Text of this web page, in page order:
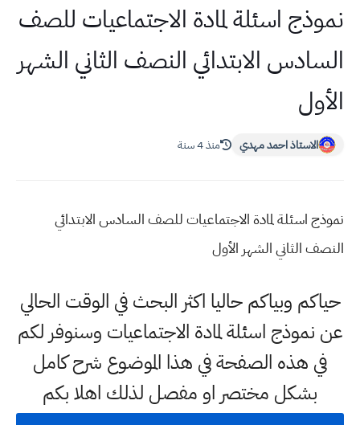
نموذج اسئلة لمادة الاجتماعيات للصف
السادس الابتدائي النصف الثاني الشهر
الأول
الاستاذ احمد مهدي منذ 4 سنة
نموذج اسئلة لمادة الاجتماعيات للصف السادس الابتدائي
النصف الثاني الشهر الأول
حياكم وبياكم حاليا اكثر البحث في الوقت الحالي
عن نموذج اسئلة لمادة الاجتماعيات وسنوفر لكم
في هذه الصفحة في هذا الموضوع شرح كامل
بشكل مختصر او مفصل لذلك اهلا بكم